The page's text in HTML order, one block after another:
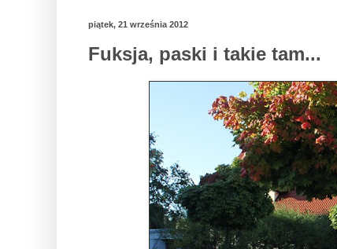
piątek, 21 września 2012
Fuksja, paski i takie tam...